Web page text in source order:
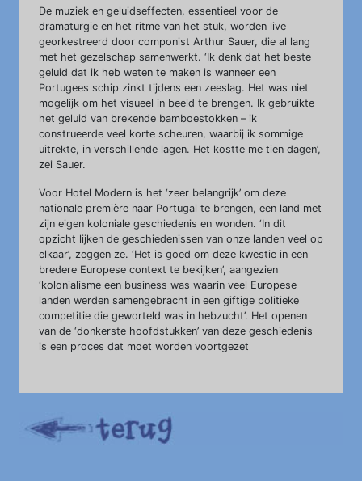
De muziek en geluidseffecten, essentieel voor de
dramaturgie en het ritme van het stuk, worden live
georkestreerd door componist Arthur Sauer, die al lang
met het gezelschap samenwerkt. ‘Ik denk dat het beste
geluid dat ik heb weten te maken is wanneer een
Portugees schip zinkt tijdens een zeeslag. Het was niet
mogelijk om het visueel in beeld te brengen. Ik gebruikte
het geluid van brekende bamboestokken – ik
construeerde veel korte scheuren, waarbij ik sommige
uitrekte, in verschillende lagen. Het kostte me tien dagen’,
zei Sauer.
Voor Hotel Modern is het ‘zeer belangrijk’ om deze
nationale première naar Portugal te brengen, een land met
zijn eigen koloniale geschiedenis en wonden. ‘In dit
opzicht lijken de geschiedenissen van onze landen veel op
elkaar’, zeggen ze. ‘Het is goed om deze kwestie in een
bredere Europese context te bekijken’, aangezien
‘kolonialisme een business was waarin veel Europese
landen werden samengebracht in een giftige politieke
competitie die geworteld was in hebzucht’. Het openen
van de ‘donkerste hoofdstukken’ van deze geschiedenis
is een proces dat moet worden voortgezet